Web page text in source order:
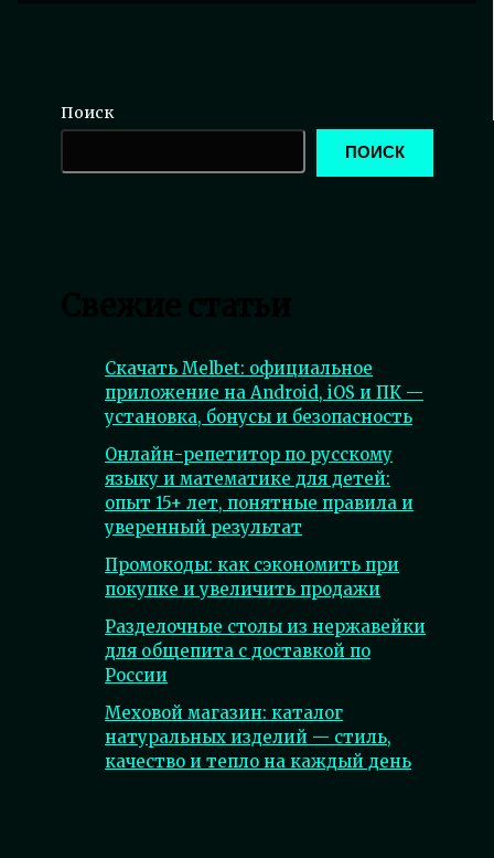
Поиск
ПОИСК
Скачать Melbet: официальное
приложение на Android, iOS и ПК —
установка, бонусы и безопасность
Онлайн-репетитор по русскому
языку и математике для детей:
опыт 15+ лет, понятные правила и
уверенный результат
Промокоды: как сэкономить при
покупке и увеличить продажи
Разделочные столы из нержавейки
для общепита с доставкой по
России
Меховой магазин: каталог
натуральных изделий — стиль,
качество и тепло на каждый день